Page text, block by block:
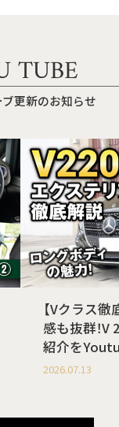
TUBE
更新のお知らせ
【Vクラス
感も抜群！
紹介を
2026.07.13